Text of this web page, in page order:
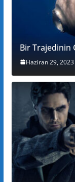
Bir Trajedinin
Haziran 29, 2023